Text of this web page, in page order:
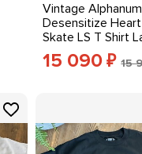
Vintage
Desensitize
Skate LS T Shirt
90s
15 090 ₽ 15